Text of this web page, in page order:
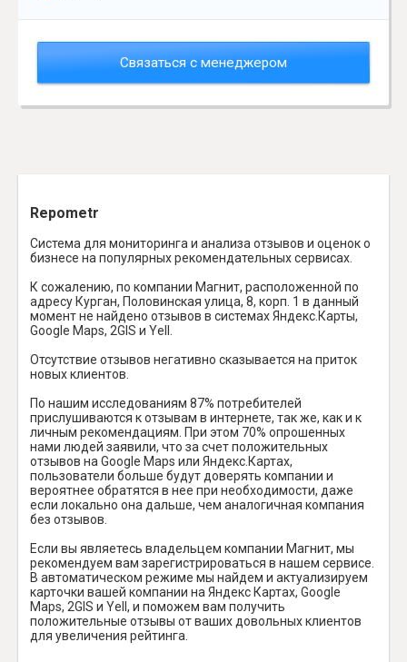
Связаться с менеджером
Repometr
Система для мониторинга и анализа отзывов и оценок о
бизнесе на популярных рекомендательных сервисах.
К сожалению, по компании Магнит, расположенной по
адресу Курган, Половинская улица, 8, корп. 1 в данный
момент не найдено отзывов в системах Яндекс.Карты,
Google Maps, 2GIS и Yell.
Отсутствие отзывов негативно сказывается на приток
новых клиентов.
По нашим исследованиям 87% потребителей
прислушиваются к отзывам в интернете, так же, как и к
личным рекомендациям. При этом 70% опрошенных
нами людей заявили, что за счет положительных
отзывов на Google Maps или Яндекс.Картах,
пользователи больше будут доверять компании и
вероятнее обратятся в нее при необходимости, даже
если локально она дальше, чем аналогичная компания
без отзывов.
Если вы являетесь владельцем компании Магнит, мы
рекомендуем вам зарегистрироваться в нашем сервисе.
В автоматическом режиме мы найдем и актуализируем
карточки вашей компании на Яндекс Картах, Google
Maps, 2GIS и Yell, и поможем вам получить
положительные отзывы от ваших довольных клиентов
для увеличения рейтинга.